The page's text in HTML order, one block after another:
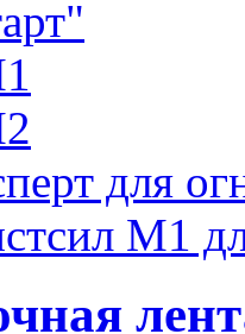
для
М1